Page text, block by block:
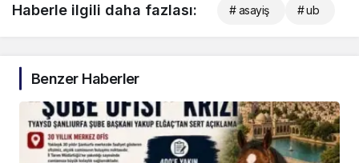
Haberle ilgili daha fazlası: # asayiş # ub
Benzer Haberler